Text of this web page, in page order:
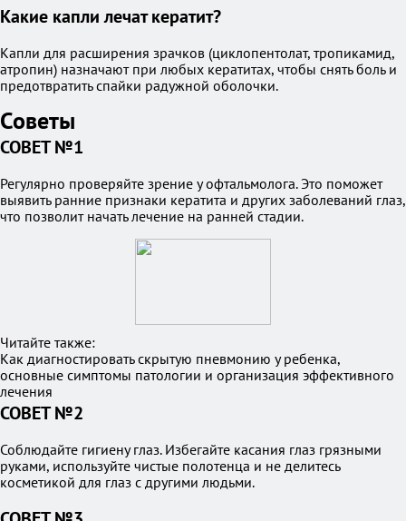
Какие капли лечат кератит?
Капли для расширения зрачков (циклопентолат, тропикамид,
атропин) назначают при любых кератитах, чтобы снять боль и
предотвратить спайки радужной оболочки.
Советы
СОВЕТ №1
Регулярно проверяйте зрение у офтальмолога. Это поможет
выявить ранние признаки кератита и других заболеваний глаз,
что позволит начать лечение на ранней стадии.
Читайте также:
Как диагностировать скрытую пневмонию у ребенка,
основные симптомы патологии и организация эффективного
лечения
СОВЕТ №2
Соблюдайте гигиену глаз. Избегайте касания глаз грязными
руками, используйте чистые полотенца и не делитесь
косметикой для глаз с другими людьми.